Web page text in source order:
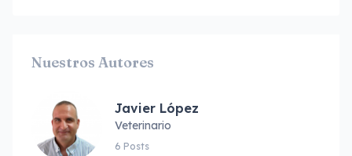
Nuestros Autores
Javier López
Veterinario
6 Posts